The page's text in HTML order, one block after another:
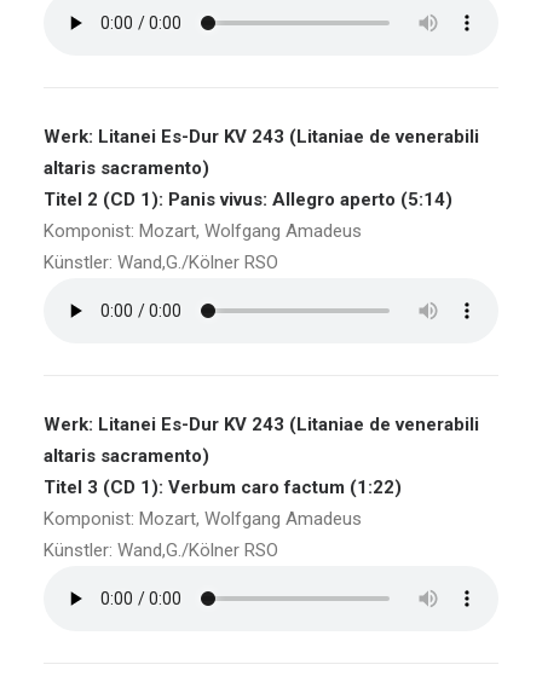
Werk: Litanei Es-Dur KV 243 (Litaniae de venerabili
altaris sacramento)
Titel 2 (CD 1): Panis vivus: Allegro aperto (5:14)
Komponist: Mozart, Wolfgang Amadeus
Künstler: Wand,G./Kölner RSO
Werk: Litanei Es-Dur KV 243 (Litaniae de venerabili
altaris sacramento)
Titel 3 (CD 1): Verbum caro factum (1:22)
Komponist: Mozart, Wolfgang Amadeus
Künstler: Wand,G./Kölner RSO